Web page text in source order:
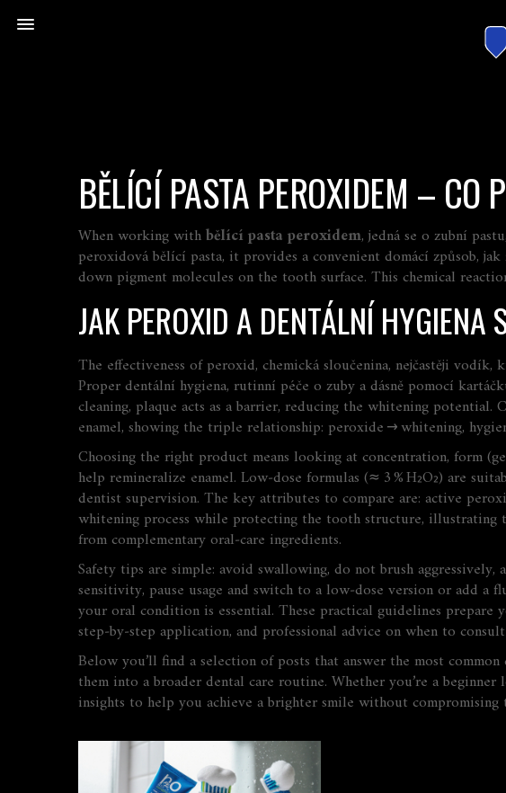
BĚLÍCÍ PASTA PEROXIDEM – CO
When working withbělící pasta peroxidem,jedná se o zubní
peroxidová bělící pasta, it provides a convenient domácí způsob,
down pigment molecules on the tooth surface. This chemical
JAK PEROXID A DENTÁLNÍ HYGIENA
The effectiveness ofperoxid, chemická sloučenina, nejčastěji
Properdentální hygiena, rutinní péče o zuby a dásně pomocí
cleaning, plaque acts as a barrier, reducing the whitening
enamel, showing the triple relationship: peroxide → whitening,
Choosing the right product means looking at concentration, form
help remineralize enamel. Low‑dose formulas (≈ 3 % H₂O₂) are
dentist supervision. The key attributes to compare are: active
whitening process while protecting the tooth structure, illustrating
from complementary oral‑care ingredients.
Safety tips are simple: avoid swallowing, do not brush
sensitivity, pause usage and switch to a low‑dose version or add
your oral condition is essential. These practical guidelines
step‑by‑step application, and professional advice on when to
Below you’ll find a selection of posts that answer the most
them into a broader dental care routine. Whether you’re a
insights to help you achieve a brighter smile without compromising